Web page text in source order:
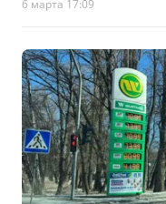
6 марта 17:09